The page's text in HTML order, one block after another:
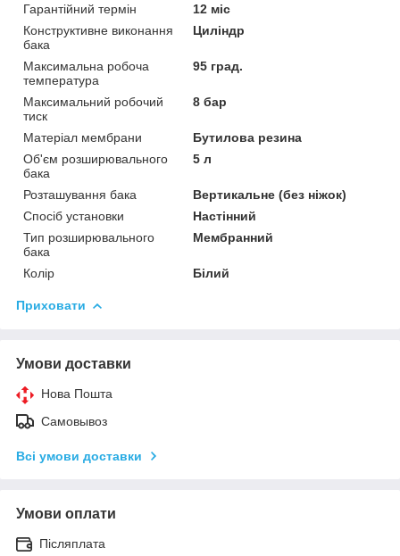
Гарантійний термін
12 міс
Конструктивне виконання
бака
Циліндр
Максимальна робоча
температура
95 град.
Максимальний робочий
тиск
8 бар
Матеріал мембрани
Бутилова резина
Об'єм розширювального
бака
5 л
Розташування бака
Вертикальне (без ніжок)
Спосіб установки
Настінний
Тип розширювального
бака
Мембранний
Колір Білий
Приховати
Умови доставки
Нова Пошта
Самовывоз
Всі умови доставки
Умови оплати
Післяплата